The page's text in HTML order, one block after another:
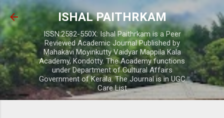
Skip to main content
ISHAL PAITHRKAM
ISSN:2582-550X: Ishal Paithrkam is a Peer
Reviewed Academic Journal Published by
Mahakavi Moyinkutty Vaidyar Mappila Kala
Academy, Kondotty. The Academy functions
under Department of Cultural Affairs
Government of Kerala. The Journal is in UGC
Care List